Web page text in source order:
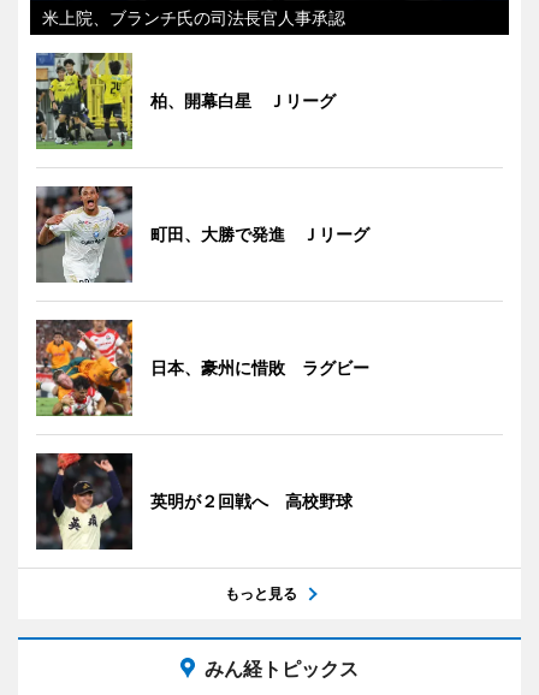
米上院、ブランチ氏の司法長官人事承認
柏、開幕白星 Ｊリーグ
町田、大勝で発進 Ｊリーグ
日本、豪州に惜敗 ラグビー
英明が２回戦へ 高校野球
もっと見る
みん経トピックス